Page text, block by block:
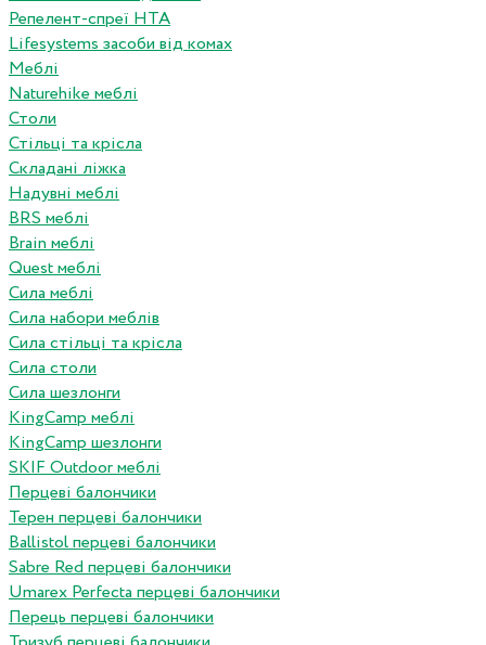
Репелент-спреї HTA
Lifesystems засоби від комах
Меблі
Naturehike меблі
Столи
Стільці та крісла
Складані ліжка
Надувні меблі
BRS меблі
Brain меблі
Quest меблі
Сила меблі
Сила набори меблів
Сила стільці та крісла
Сила столи
Сила шезлонги
KingCamp меблі
KingCamp шезлонги
SKIF Outdoor меблі
Перцеві балончики
Терен перцеві балончики
Ballistol перцеві балончики
Sabre Red перцеві балончики
Umarex Perfecta перцеві балончики
Перець перцеві балончики